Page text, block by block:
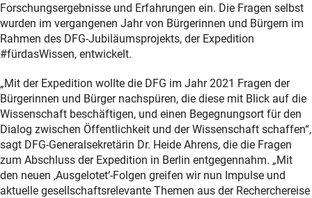
Forschungsergebnisse und Erfahrungen ein. Die Fragen selbst
wurden im vergangenen Jahr von Bürgerinnen und Bürgern im
Rahmen des DFG-Jubiläumsprojekts, der Expedition
#fürdasWissen, entwickelt.
„Mit der Expedition wollte die DFG im Jahr 2021 Fragen der
Bürgerinnen und Bürger nachspüren, die diese mit Blick auf die
Wissenschaft beschäftigen, und einen Begegnungsort für den
Dialog zwischen Öffentlichkeit und der Wissenschaft schaffen“,
sagt DFG-Generalsekretärin Dr. Heide Ahrens, die die Fragen
zum Abschluss der Expedition in Berlin entgegennahm. „Mit
den neuen ‚Ausgelotet‘-Folgen greifen wir nun Impulse und
aktuelle gesellschaftsrelevante Themen aus der Recherchereise